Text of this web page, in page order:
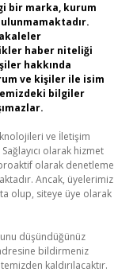
bir marka, kurum
haber niteliği
hakkında
ve kişiler ile isim
bilgiler
ve İletişim
olarak hizmet
olarak denetleme
Ancak, üyelerimiz
olup, siteye üye olarak
düşündüğünüz
bildirmeniz
kaldırılacaktır.